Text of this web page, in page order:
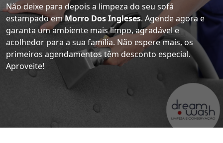
Não deixe para depois a limpeza do seu sofá
estampado emMorro Dos Ingleses. Agende agora e
garanta um ambiente mais limpo, agradável e
acolhedor para a sua família. Não espere mais, os
primeiros agendamentos têm desconto especial.
Aproveite!